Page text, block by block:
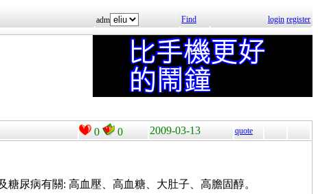
adm Find login register
0 0 2009-03-13 quote
尿病有關: 高血壓、高血糖、大肚子、高膽固醇。